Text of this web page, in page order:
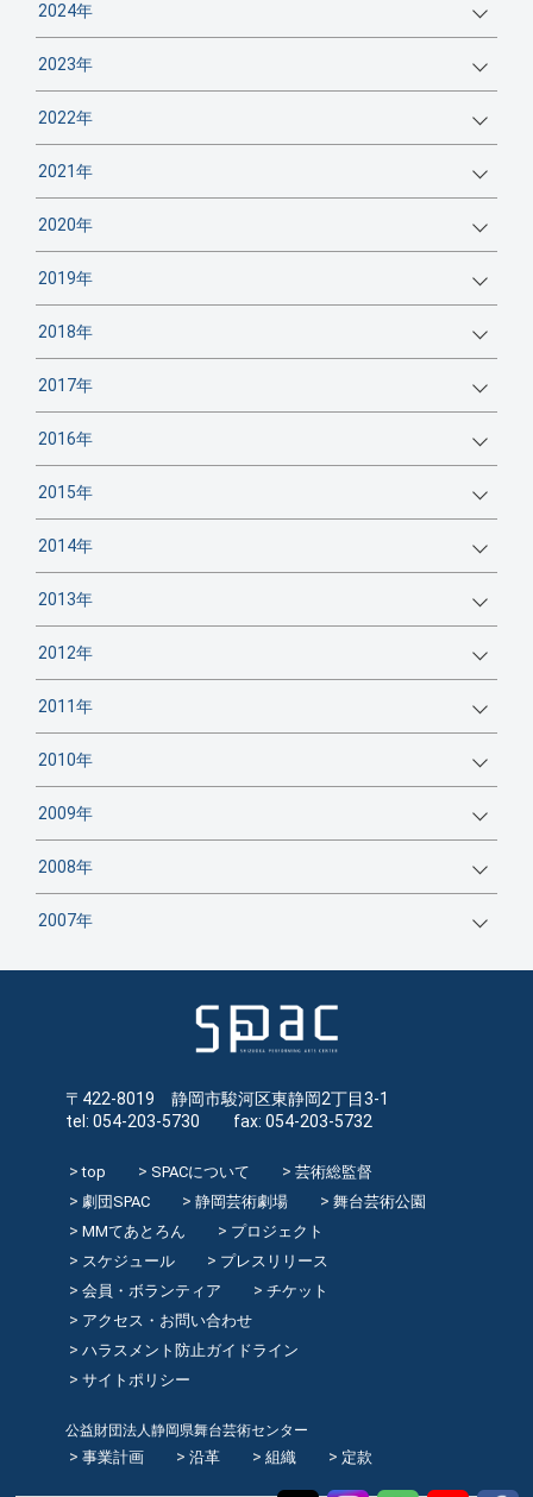
2024年
2023年
2022年
2021年
2020年
2019年
2018年
2017年
2016年
2015年
2014年
2013年
2012年
2011年
2010年
2009年
2008年
2007年
〒422-8019 静岡市駿河区東静岡2丁目3-1
tel: 054-203-5730 fax: 054-203-5732
top SPACについて
芸術総監督
劇団SPAC
静岡芸術劇場
舞台芸術公園
MMてあとろん
プロジェクト
スケジュール
プレスリリース
会員・ボランティア
チケット
アクセス・お問い合わせ
ハラスメント防止ガイドライン
サイトポリシー
公益財団法人静岡県舞台芸術センター
事業計画 沿革 組織 定款